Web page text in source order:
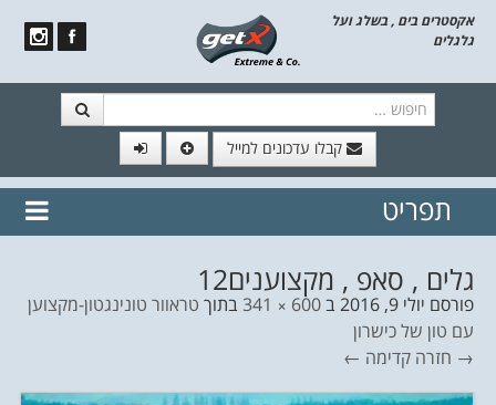
אקסטרים בים , בשלג ועל
גלגלים
קבלו עדכונים למייל
// הצטרף לרשימת תפוצה!
נשמח
תפריט
גלים , סאפ , מקצוענים12
פורסם יולי 9, 2016 ב600 × 341 בתוך טראוור טונינגטון-מקצוען
עם טון של כישרון
→ חזרה קדימה ←